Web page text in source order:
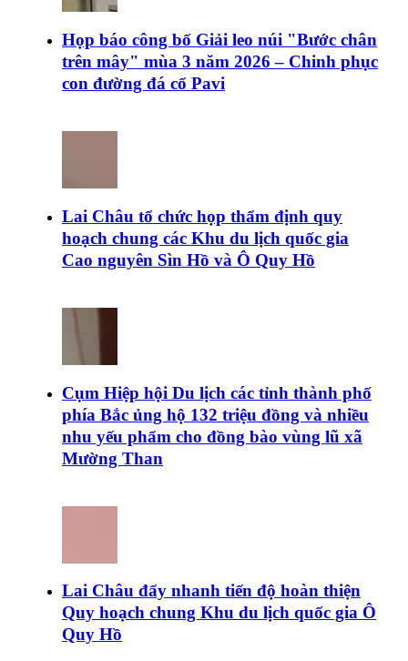
Họp báo công bố Giải leo núi "Bước chân
trên mây" mùa 3 năm 2026 – Chinh phục
con đường đá cổ Pavi
Lai Châu tổ chức họp thẩm định quy
hoạch chung các Khu du lịch quốc gia
Cao nguyên Sìn Hồ và Ô Quy Hồ
Cụm Hiệp hội Du lịch các tỉnh thành phố
phía Bắc ủng hộ 132 triệu đồng và nhiều
nhu yếu phẩm cho đồng bào vùng lũ xã
Mường Than
Lai Châu đẩy nhanh tiến độ hoàn thiện
Quy hoạch chung Khu du lịch quốc gia Ô
Quy Hồ